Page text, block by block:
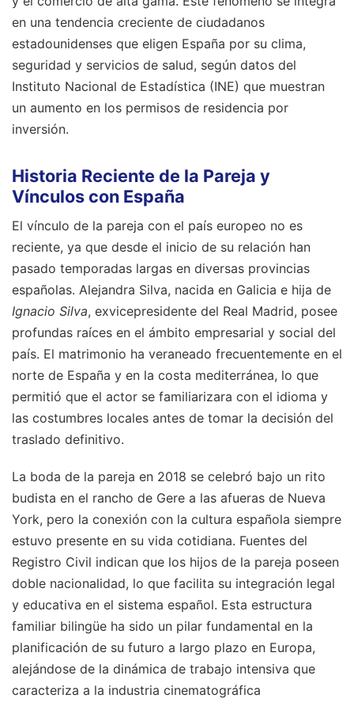
en una tendencia creciente de ciudadanos
estadounidenses que eligen España por su clima,
seguridad y servicios de salud, según datos del
Instituto Nacional de Estadística (INE) que muestran
un aumento en los permisos de residencia por
inversión.
Historia Reciente de la Pareja y
Vínculos con España
El vínculo de la pareja con el país europeo no es
reciente, ya que desde el inicio de su relación han
pasado temporadas largas en diversas provincias
españolas. Alejandra Silva, nacida en Galicia e hija de
Ignacio Silva, exvicepresidente del Real Madrid, posee
profundas raíces en el ámbito empresarial y social del
país. El matrimonio ha veraneado frecuentemente en el
norte de España y en la costa mediterránea, lo que
permitió que el actor se familiarizara con el idioma y
las costumbres locales antes de tomar la decisión del
traslado definitivo.
La boda de la pareja en 2018 se celebró bajo un rito
budista en el rancho de Gere a las afueras de Nueva
York, pero la conexión con la cultura española siempre
estuvo presente en su vida cotidiana. Fuentes del
Registro Civil indican que los hijos de la pareja poseen
doble nacionalidad, lo que facilita su integración legal
y educativa en el sistema español. Esta estructura
familiar bilingüe ha sido un pilar fundamental en la
planificación de su futuro a largo plazo en Europa,
alejándose de la dinámica de trabajo intensiva que
caracteriza a la industria cinematográfica